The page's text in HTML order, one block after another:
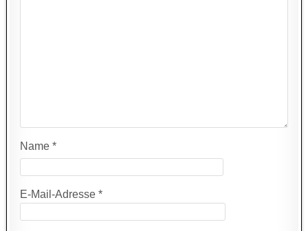
Name*
E-Mail-Adresse*